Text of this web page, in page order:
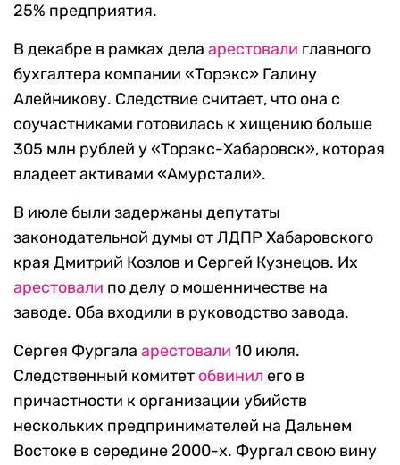
25% предприятия.
В декабре в рамках дела арестовали главного
бухгалтера компании «Торэкс» Галину
Алейникову. Следствие считает, что она с
соучастниками готовилась к хищению больше
305 млн рублей у «Торэкс-Хабаровск», которая
владеет активами «Амурстали».
В июле были задержаны депутаты
законодательной думы от ЛДПР Хабаровского
края Дмитрий Козлов и Сергей Кузнецов. Их
арестовали по делу о мошенничестве на
заводе. Оба входили в руководство завода.
Сергея Фургала арестовали 10 июля.
Следственный комитет обвинил его в
причастности к организации убийств
нескольких предпринимателей на Дальнем
Востоке в середине 2000-х. Фургал свою вину